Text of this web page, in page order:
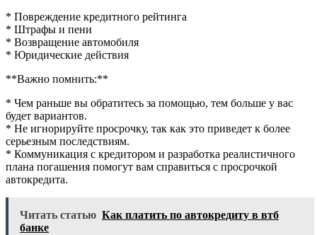
* Повреждение кредитного рейтинга
* Штрафы и пени
* Возвращение автомобиля
* Юридические действия
**Важно помнить:**
* Чем раньше вы обратитесь за помощью, тем больше у вас
будет вариантов.
* Не игнорируйте просрочку, так как это приведет к более
серьезным последствиям.
* Коммуникация с кредитором и разработка реалистичного
плана погашения помогут вам справиться с просрочкой
автокредита.
Читать статью Как платить по автокредиту в втб
банке